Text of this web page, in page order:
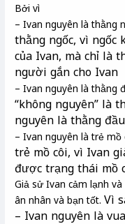
Bởi vì
– Ivan nguyên là thằng
thằng ngốc, vì
của Ivan, mà chỉ là
người gắn cho Ivan
– Ivan nguyên là thằng
“không nguyên” là
nguyên là thằng
– Ivan nguyên là trẻ mồ
trẻ mồ côi, vì Ivan
được trạng thái mồ
Giả sử Ivan cảm lạnh
ân nhân và bạn tốt.Vì
– Ivan nguyên là